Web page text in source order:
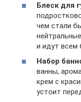
Блеск для
чем стали
и идут всем
Набор
ванны,
крем с
устоит